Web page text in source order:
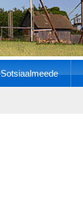
Sotsiaalmeede